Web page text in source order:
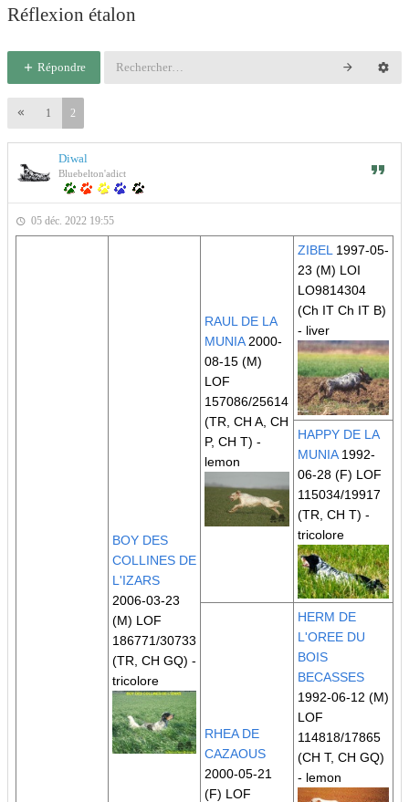
Réflexion étalon
Répondre
1 2
Diwal
Bluebelton'adict
05 déc. 2022 19:55
BOY DES
COLLINES DE
L'IZARS
2006-03-23
(M) LOF
186771/30733
(TR, CH GQ) -
tricolore
RAUL DE LA
MUNIA2000-
08-15 (M)
LOF
157086/25614
(TR, CH A, CH
P, CH T) -
lemon
ZIBEL 1997-05-
23 (M) LOI
LO9814304
(Ch IT Ch IT B)
- liver
HAPPY DE LA
MUNIA1992-
06-28 (F) LOF
115034/19917
(TR, CH T) -
tricolore
RHEA DE
CAZAOUS
2000-05-21
(F) LOF
HERM DE
L'OREE DU
BOIS
BECASSES
1992-06-12 (M)
LOF
114818/17865
(CH T, CH GQ)
- lemon